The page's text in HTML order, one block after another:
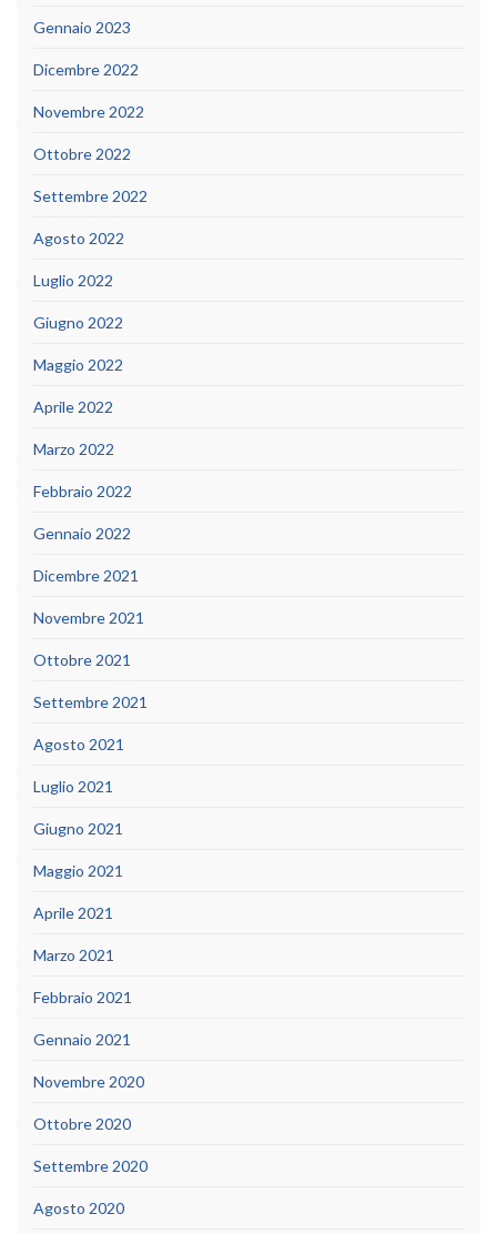
Gennaio 2023
Dicembre 2022
Novembre 2022
Ottobre 2022
Settembre 2022
Agosto 2022
Luglio 2022
Giugno 2022
Maggio 2022
Aprile 2022
Marzo 2022
Febbraio 2022
Gennaio 2022
Dicembre 2021
Novembre 2021
Ottobre 2021
Settembre 2021
Agosto 2021
Luglio 2021
Giugno 2021
Maggio 2021
Aprile 2021
Marzo 2021
Febbraio 2021
Gennaio 2021
Novembre 2020
Ottobre 2020
Settembre 2020
Agosto 2020